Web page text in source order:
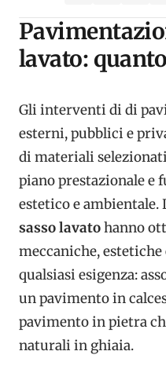
lavato:
Gli interventi di di
esterni, pubblici e
di materiali
piano prestazionale e
estetico e ambientale.
sasso lavatohanno
meccaniche,
qualsiasi esigenza:
un pavimento in
pavimento in pietra
naturali in ghiaia.